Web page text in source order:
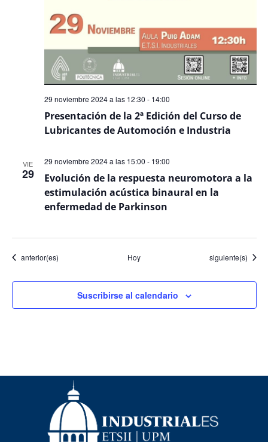
Presentación de la 2ª Edición del Curso de
Lubricantes de Automoción e Industria
29 noviembre 2024 a las 12:30 - 14:00
VIE
29
Evolución de la respuesta neuromotora a la
estimulación acústica binaural en la
enfermedad de Parkinson
29 noviembre 2024 a las 15:00 - 19:00
Eventos
anterior(es) Hoy Eventos
siguiente(s)
Suscribirse al calendario